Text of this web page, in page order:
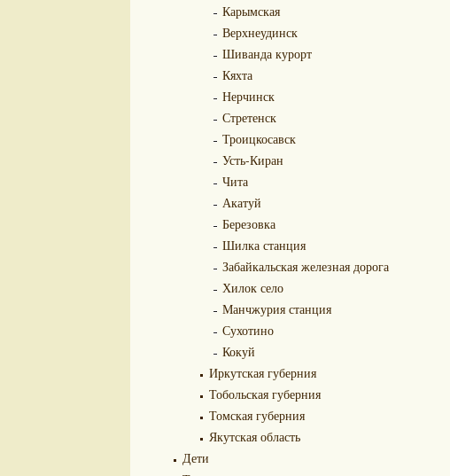
Карымская
Верхнеудинск
Шиванда курорт
Кяхта
Нерчинск
Стретенск
Троицкосавск
Усть-Киран
Чита
Акатуй
Березовка
Шилка станция
Забайкальская железная дорога
Хилок село
Манчжурия станция
Сухотино
Кокуй
Иркутская губерния
Тобольская губерния
Томская губерния
Якутская область
Дети